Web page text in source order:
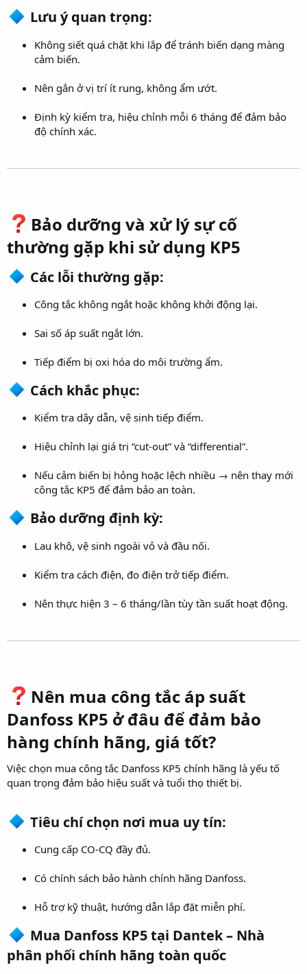
Lưu ý quan trọng:​
Không siết quá chặt khi lắp để tránh biến dạng màng
cảm biến.
Nên gắn ở vị trí ít rung, không ẩm ướt.
Định kỳ kiểm tra, hiệu chỉnh mỗi 6 tháng để đảm bảo
độ chính xác.
Bảo dưỡng và xử lý sự cố
thường gặp khi sử dụng KP5​
Các lỗi thường gặp:​
Công tắc không ngắt hoặc không khởi động lại.
Sai số áp suất ngắt lớn.
Tiếp điểm bị oxi hóa do môi trường ẩm.
Cách khắc phục:​
Kiểm tra dây dẫn, vệ sinh tiếp điểm.
Hiệu chỉnh lại giá trị “cut-out” và “differential”.
Nếu cảm biến bị hỏng hoặc lệch nhiều → nên thay mới
công tắc KP5 để đảm bảo an toàn.
Bảo dưỡng định kỳ:​
Lau khô, vệ sinh ngoài vỏ và đầu nối.
Kiểm tra cách điện, đo điện trở tiếp điểm.
Nên thực hiện 3 – 6 tháng/lần tùy tần suất hoạt động.
Nên mua công tắc áp suất
Danfoss KP5 ở đâu để đảm bảo
hàng chính hãng, giá tốt?​
Việc chọn mua công tắc Danfoss KP5 chính hãng là yếu tố
quan trọng đảm bảo hiệu suất và tuổi thọ thiết bị.
Tiêu chí chọn nơi mua uy tín:​
Cung cấp CO-CQ đầy đủ.
Có chính sách bảo hành chính hãng Danfoss.
Hỗ trợ kỹ thuật, hướng dẫn lắp đặt miễn phí.
Mua Danfoss KP5 tại Dantek – Nhà
phân phối chính hãng toàn quốc​